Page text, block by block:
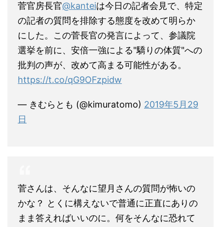
菅官房長官@kanteiは今日の記者会見で、特定
の記者の質問を排除する態度を改めて明らか
にした。この菅長官の発言によって、参議院
選挙を前に、安倍一強による"驕りの体質"への
批判の声が、改めて高まる可能性がある。
https://t.co/qG9OFzpidw
— きむらとも (@kimuratomo) 2019年5月29
日
菅さんは、そんなに望月さんの質問が怖いの
かな？ とくに構えないで普通に正直にありの
まま答えればいいのに。何をそんなに恐れて